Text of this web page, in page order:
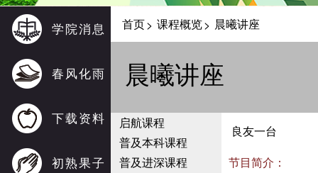
学院消息
春风化雨
下载资料
初熟果子
首页> 课程概览> 晨曦讲座
晨曦讲座
启航课程
普及本科课程
普及进深课程
良友一台
节目简介：